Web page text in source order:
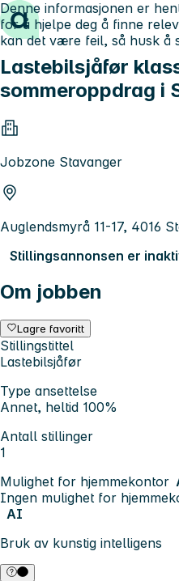
Hopp til innhold
Lastebilsjåfør
sommeroppdrag i
Jobzone Stavanger
Auglendsmyrå 11-17, 4016
Stillingsannonsen er
Om jobben
Lagre favoritt
Stillingstittel
Lastebilsjåfør
Type ansettelse
Annet, heltid 100%
Antall stillinger
1
Mulighet for hjemmekontor
Ingen mulighet for
AI
Bruk av kunstig intelligens
Denne informasjonen er
for å hjelpe deg å finne
kan det være feil, så husk å